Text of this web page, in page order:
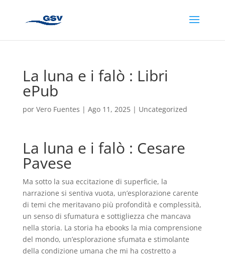
La luna e i falò : Libri
ePub
por Vero Fuentes | Ago 11, 2025| Uncategorized
La luna e i falò : Cesare
Pavese
Ma sotto la sua eccitazione di superficie, la
narrazione si sentiva vuota, un’esplorazione carente
di temi che meritavano più profondità e complessità,
un senso di sfumatura e sottigliezza che mancava
nella storia. La storia ha ebooks la mia comprensione
del mondo, un’esplorazione sfumata e stimolante
della condizione umana che mi ha costretto a